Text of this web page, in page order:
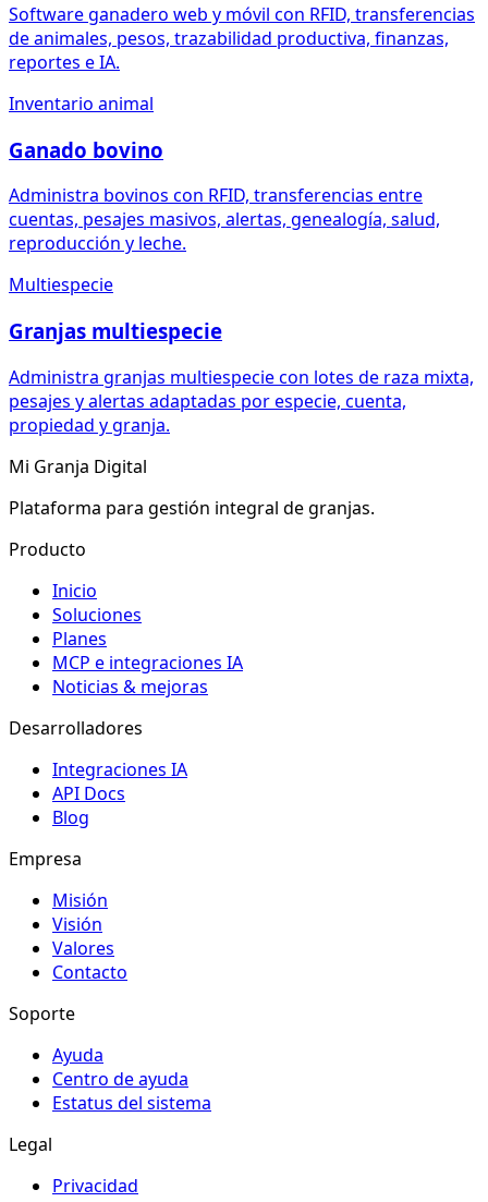
Software ganadero web y móvil con RFID, transferencias
de animales, pesos, trazabilidad productiva, finanzas,
reportes e IA.
Inventario animal
Ganado bovino
Administra bovinos con RFID, transferencias entre
cuentas, pesajes masivos, alertas, genealogía, salud,
reproducción y leche.
Multiespecie
Granjas multiespecie
Administra granjas multiespecie con lotes de raza mixta,
pesajes y alertas adaptadas por especie, cuenta,
propiedad y granja.
Mi Granja Digital
Plataforma para gestión integral de granjas.
Producto
Inicio
Soluciones
Planes
MCP e integraciones IA
Noticias & mejoras
Desarrolladores
Integraciones IA
API Docs
Blog
Empresa
Misión
Visión
Valores
Contacto
Soporte
Ayuda
Centro de ayuda
Estatus del sistema
Legal
Privacidad